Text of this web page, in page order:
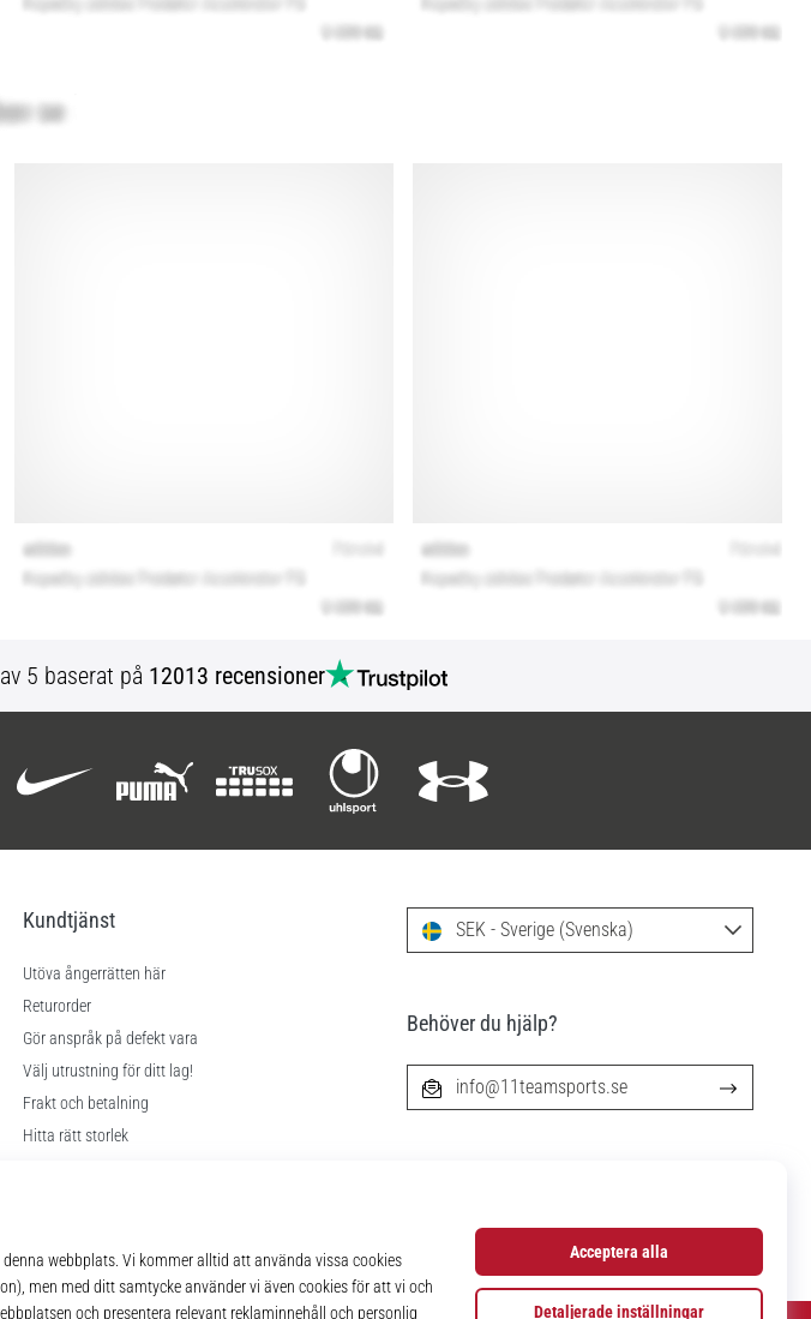
av 5 baserat på 12013 recensioner
Kundtjänst
Utöva ångerrätten här
Returorder
Gör anspråk på defekt vara
Välj utrustning för ditt lag!
Frakt och betalning
Hitta rätt storlek
SEK - Sverige (Svenska)
Behöver du hjälp?
info@11teamsports.se